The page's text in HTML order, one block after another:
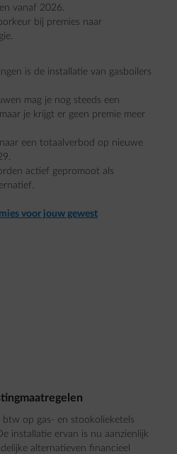
vanaf 2026.
bij premies naar
is de installatie van gasboilers
mag je nog steeds een
je krijgt er geen premie meer
een totaalverbod op nieuwe
actief gepromoot als
voor jouw gewest
op gas- en stookolieketels
installatie ervan is nu aanzienlijk
alternatieven financieel